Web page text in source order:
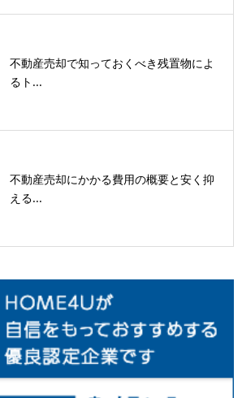
不動産売却で知っておくべき残置物によ
るト...
不動産売却にかかる費用の概要と安く抑
える...